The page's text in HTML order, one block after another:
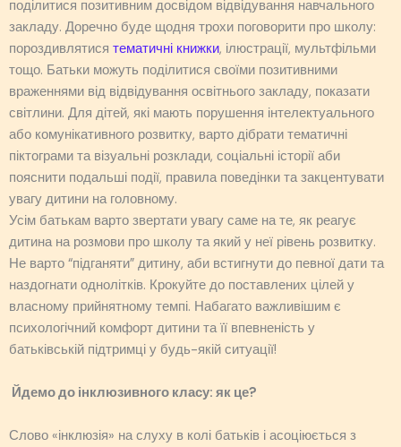
поділитися позитивним досвідом відвідування навчального
закладу. Доречно буде щодня трохи поговорити про школу:
пороздивлятися тематичні книжки, ілюстрації, мультфільми
тощо. Батьки можуть поділитися своїми позитивними
враженнями від відвідування освітнього закладу, показати
світлини. Для дітей, які мають порушення інтелектуального
або комунікативного розвитку, варто дібрати тематичні
піктограми та візуальні розклади, соціальні історії аби
пояснити подальші події, правила поведінки та закцентувати
увагу дитини на головному.
Усім батькам варто звертати увагу саме на те, як реагує
дитина на розмови про школу та який у неї рівень розвитку.
Не варто “підганяти” дитину, аби встигнути до певної дати та
наздогнати однолітків. Крокуйте до поставлених цілей у
власному прийнятному темпі. Набагато важливішим є
психологічний комфорт дитини та її впевненість у
батьківській підтримці у будь-якій ситуації!
Йдемо до інклюзивного класу: як це?
Слово «інклюзія» на слуху в колі батьків і асоціюється з